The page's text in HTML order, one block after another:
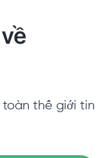
toàn thế giới tin